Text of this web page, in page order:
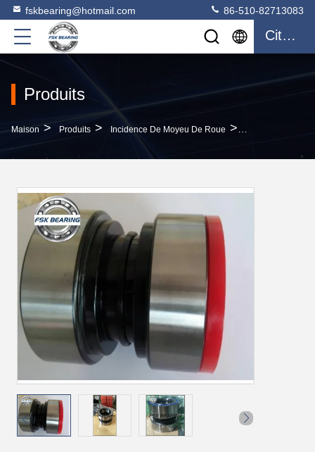
fskbearing@hotmail.com 86-510-82713083
Citation
Produits
Maison > Produits > Incidence De Moyeu De Roue >